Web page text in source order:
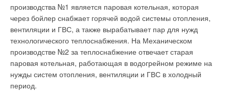
производства №1 является паровая котельная, которая
через бойлер снабжает горячей водой системы отопления,
вентиляции и ГВС, а также вырабатывает пар для нужд
технологического теплоснабжения. На Механическом
производстве №2 за теплоснабжение отвечает старая
паровая котельная, работающая в водогрейном режиме на
нужды систем отопления, вентиляции и ГВС в холодный
период.
Уведомления отключены
Комментарии
поверхности, зафиксировав ножки контргайками.
Рекомендуют также не устанавливать машину на кафель, а
использовать резиновый коврик или аналогичный упругий
материал. Кстати, современные «интеллектуальные»
стиральные машины могут восстанавливать баланс, если он
был нарушен при загрузке белья.
Таким образом, проблема вибрации решается